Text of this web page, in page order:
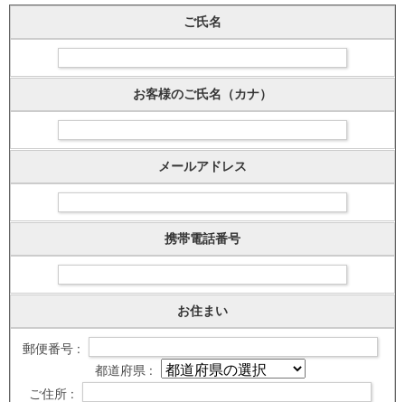
ご氏名
お客様のご氏名（カナ）
メールアドレス
携帯電話番号
お住まい
郵便番号 :
都道府県 :
ご住所 :